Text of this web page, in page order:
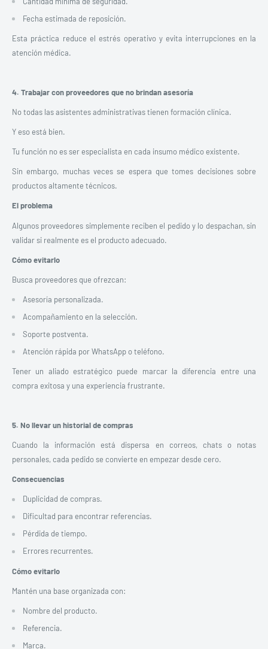
Fecha estimada de reposición.
Esta práctica reduce el estrés operativo y evita interrupciones en la
atención médica.
4. Trabajar con proveedores que no brindan asesoría
No todas las asistentes administrativas tienen formación clínica.
Y eso está bien.
Tu función no es ser especialista en cada insumo médico existente.
Sin embargo, muchas veces se espera que tomes decisiones sobre
productos altamente técnicos.
El problema
Algunos proveedores simplemente reciben el pedido y lo despachan, sin
validar si realmente es el producto adecuado.
Cómo evitarlo
Busca proveedores que ofrezcan:
Asesoría personalizada.
Acompañamiento en la selección.
Soporte postventa.
Atención rápida por WhatsApp o teléfono.
Tener un aliado estratégico puede marcar la diferencia entre una
compra exitosa y una experiencia frustrante.
5. No llevar un historial de compras
Cuando la información está dispersa en correos, chats o notas
personales, cada pedido se convierte en empezar desde cero.
Consecuencias
Duplicidad de compras.
Dificultad para encontrar referencias.
Pérdida de tiempo.
Errores recurrentes.
Cómo evitarlo
Mantén una base organizada con:
Nombre del producto.
Referencia.
Marca.